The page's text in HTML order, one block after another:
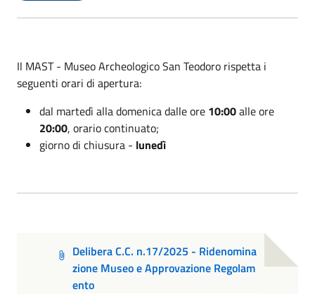
Il MAST - Museo Archeologico San Teodoro rispetta i
seguenti orari di apertura:
dal martedì alla domenica dalle ore 10:00alle ore
20:00, orario continuato;
giorno di chiusura - lunedì
Delibera C.C. n.17/2025 - Ridenomina
zione Museo e Approvazione Regolam
ento